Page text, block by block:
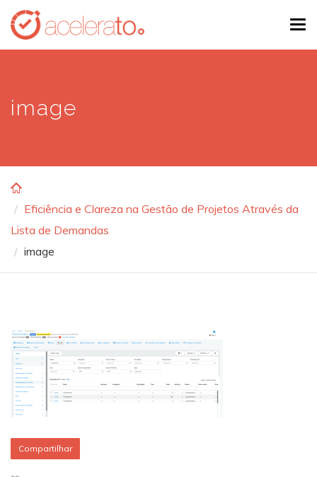
Skip
main
image
Eficiência e Clareza na Gestão de Projetos Através da
Lista de Demandas
image
Compartilhar